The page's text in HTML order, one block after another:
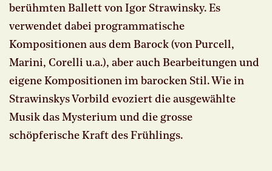
berühmten Ballett von Igor Strawinsky. Es
verwendet dabei programmatische
Kompositionen aus dem Barock (von Purcell,
Marini, Corelli u.a.), aber auch Bearbeitungen und
eigene Kompositionen im barocken Stil. Wie in
Strawinskys Vorbild evoziert die ausgewählte
Musik das Mysterium und die grosse
schöpferische Kraft des Frühlings.